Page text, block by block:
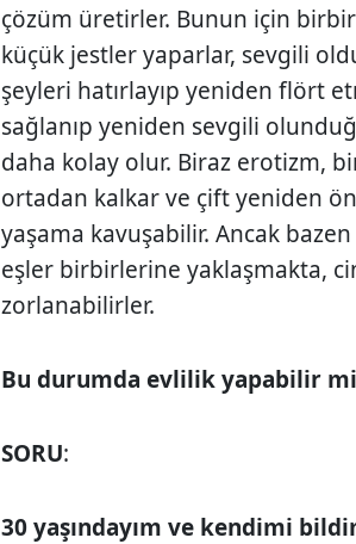
çözüm üretirler. Bunun için
küçük jestler yaparlar, sevgili
şeyleri hatırlayıp yeniden flört
sağlanıp yeniden sevgili
daha kolay olur. Biraz erotizm,
ortadan kalkar ve çift yeniden
yaşama kavuşabilir. Ancak
eşler birbirlerine yaklaşmakta,
zorlanabilirler.
Bu durumda evlilik yapabilir
SORU:
30 yaşındayım ve kendimi